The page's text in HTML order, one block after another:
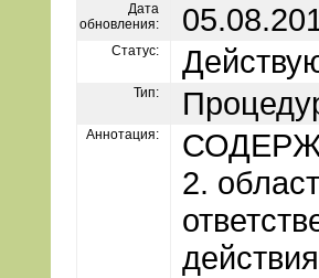
Дата
обновления:
Статус:
Тип:
Аннотация:
2.